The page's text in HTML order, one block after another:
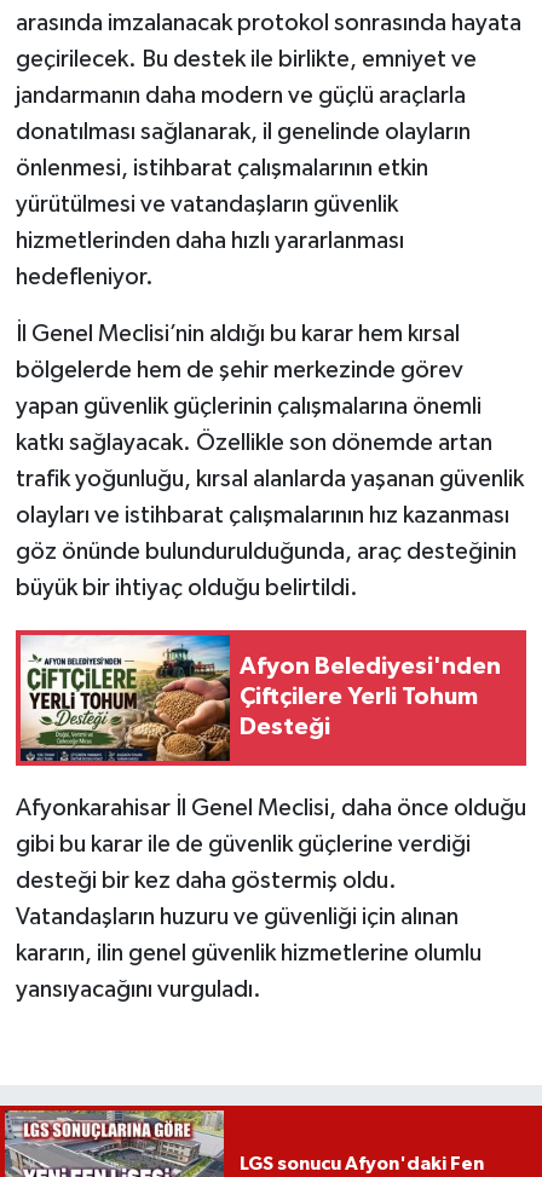
arasında imzalanacak protokol sonrasında hayata
geçirilecek. Bu destek ile birlikte, emniyet ve
jandarmanın daha modern ve güçlü araçlarla
donatılması sağlanarak, il genelinde olayların
önlenmesi, istihbarat çalışmalarının etkin
yürütülmesi ve vatandaşların güvenlik
hizmetlerinden daha hızlı yararlanması
hedefleniyor.
İl Genel Meclisi’nin aldığı bu karar hem kırsal
bölgelerde hem de şehir merkezinde görev
yapan güvenlik güçlerinin çalışmalarına önemli
katkı sağlayacak. Özellikle son dönemde artan
trafik yoğunluğu, kırsal alanlarda yaşanan güvenlik
olayları ve istihbarat çalışmalarının hız kazanması
göz önünde bulundurulduğunda, araç desteğinin
büyük bir ihtiyaç olduğu belirtildi.
Afyon Belediyesi'nden
Çiftçilere Yerli Tohum
Desteği
Afyonkarahisar İl Genel Meclisi, daha önce olduğu
gibi bu karar ile de güvenlik güçlerine verdiği
desteği bir kez daha göstermiş oldu.
Vatandaşların huzuru ve güvenliği için alınan
kararın, ilin genel güvenlik hizmetlerine olumlu
yansıyacağını vurguladı.
LGS sonucu Afyon'daki Fen